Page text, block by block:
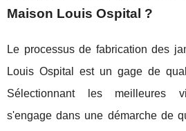
Maison Louis Ospital ?
Le processus de fabrication des
Louis Ospital est un gage de
Sélectionnant les meilleures
s'engage dans une démarche de